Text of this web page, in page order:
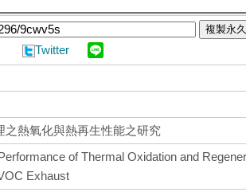
複製永
Twitter
之熱氧化與熱再生性能之研究
of Thermal Oxidation and
Exhaust